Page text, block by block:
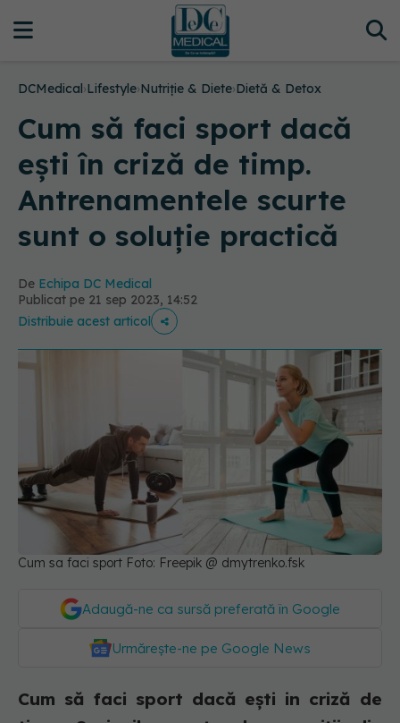
DCMedical›Lifestyle›Nutriție & Diete›Dietă & Detox
Cum să faci sport dacă
ești în criză de timp.
Antrenamentele scurte
sunt o soluție practică
De Echipa DC Medical
Publicat pe 21 sep 2023, 14:52
Distribuie acest articol
Cum sa faci sport Foto: Freepik @ dmytrenko.fsk
Adaugă-ne ca sursă preferată în Google
Urmărește-ne pe Google News
Cum să faci sport dacă ești in criză de